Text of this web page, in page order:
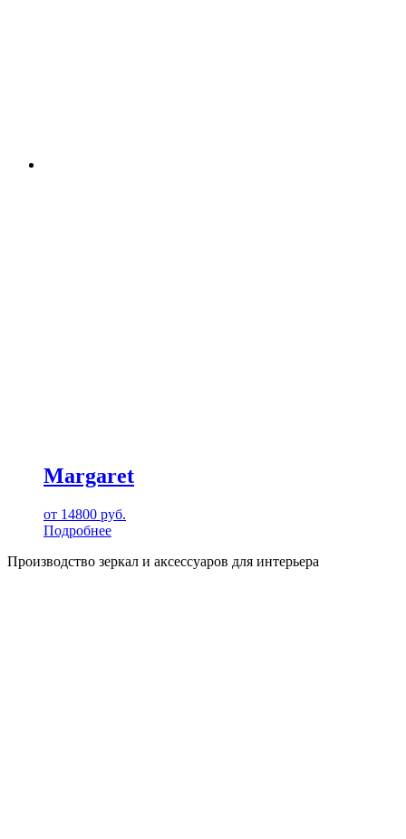
Margaret
от 14800 руб.
Подробнее
Производство зеркал и аксессуаров для интерьера